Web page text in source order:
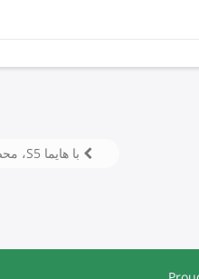
با هایما S5، محصول جدید ایران خودرو بیشتر آشنا شوید